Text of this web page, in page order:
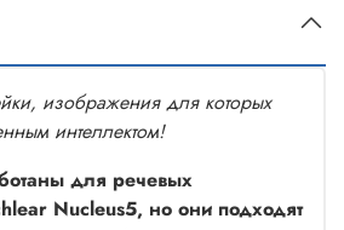
изображения для которых
интеллектом!
для речевых
Nucleus5, но они подходят